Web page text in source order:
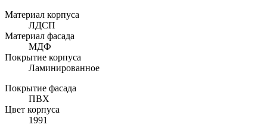
Материал корпуса
ЛДСП
Материал фасада
МДФ
Покрытие корпуса
Ламинированное
Покрытие фасада
ПВХ
Цвет корпуса
1991